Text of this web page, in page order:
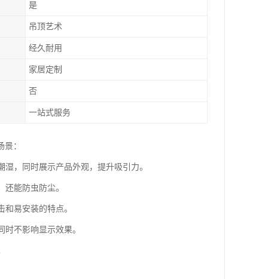
是
吊顶艺术
经久耐用
家居定制
否
一站式服务
：
，同时展示产品外观，提升吸引力。
能防虫防尘。
易安装的特点。
不影响显示效果。